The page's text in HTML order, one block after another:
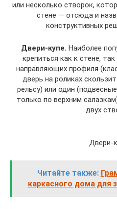
или несколько створок,
стене — отсюда и
конструктивных
Двери-купе. Наиболее
крепиться как к стене,
направляющих профиля
дверь на роликах
рельсу) или один
только по верхним
двух
Двери-
Читайте также:
каркасного дома для